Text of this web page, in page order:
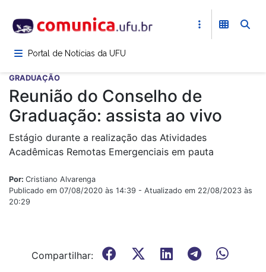
para
conteúdoPortal de Notícias da UFU
GRADUAÇÃO
Reunião do Conselho de
Graduação: assista ao vivo
Estágio durante a realização das Atividades
Acadêmicas Remotas Emergenciais em pauta
Por: Cristiano Alvarenga
Publicado em 07/08/2020 às 14:39 - Atualizado em 22/08/2023 às
20:29
Compartilhar: